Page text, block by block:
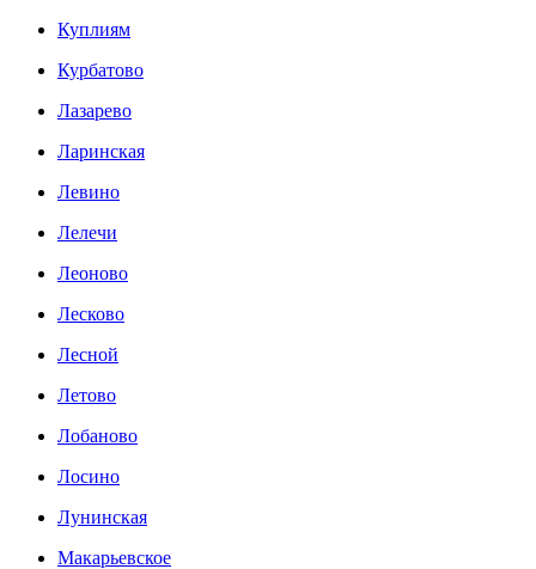
Куплиям
Курбатово
Лазарево
Ларинская
Левино
Лелечи
Леоново
Лесково
Лесной
Летово
Лобаново
Лосино
Лунинская
Макарьевское